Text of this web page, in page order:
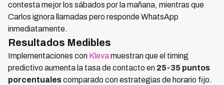
contesta mejor los sábados por la mañana, mientras que
Carlos ignora llamadas pero responde WhatsApp
inmediatamente.
Resultados Medibles
Implementaciones con Klevamuestran que el timing
predictivo aumenta la tasa de contacto en 25-35 puntos
porcentualescomparado con estrategias de horario fijo.